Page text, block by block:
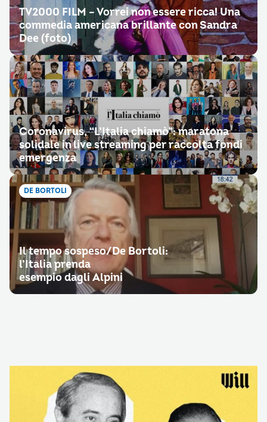
TV2000 FILM – Vorrei non essere ricca! Una
commedia americana brillante con Sandra
Dee (foto)
Coronavirus, “L’Italia chiamò”: maratona
solidale in live streaming per raccolta fondi
emergenza
DE BORTOLI
Il tempo sospeso/De Bortoli:
l’Italia prenda
esempio dagli Alpini